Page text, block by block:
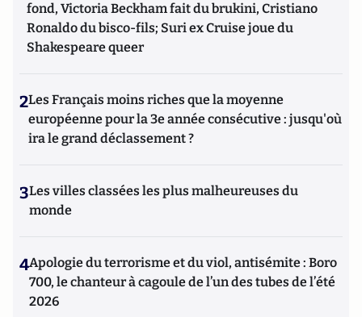
fond, Victoria Beckham fait du brukini, Cristiano
Ronaldo du bisco-fils; Suri ex Cruise joue du
Shakespeare queer
2Les Français moins riches que la moyenne
européenne pour la 3e année consécutive : jusqu'où
ira le grand déclassement ?
3Les villes classées les plus malheureuses du
monde
4Apologie du terrorisme et du viol, antisémite : Boro
700, le chanteur à cagoule de l’un des tubes de l’été
2026